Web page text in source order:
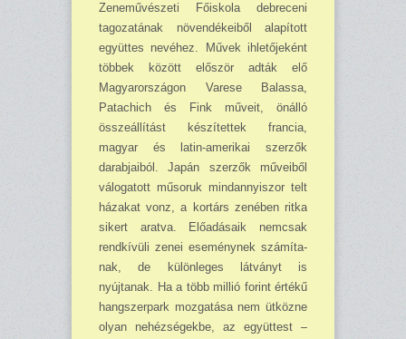
Zeneművészeti Főiskola debreceni
tagozatának növendé­keiből alapított
együttes nevéhez. Művek ihletőjeként
többek között először adták elő
Magyarországon Varese Balassa,
Patachich és Fink műveit, önálló
összeállítást készítettek francia,
magyar és latin-amerikai szerzők
darabjaiból. Japán szerzők műveiből
válogatott műso­ruk mindannyiszor telt
há­zakat vonz, a kortárs zené­ben ritka
sikert aratva. Elő­adásaik nemcsak
rendkívüli zenei eseménynek számíta­
nak, de különleges látványt is
nyújtanak. Ha a több mil­lió forint értékű
hangszer­park mozgatása nem ütköz­ne
olyan nehézségekbe, az együttest –